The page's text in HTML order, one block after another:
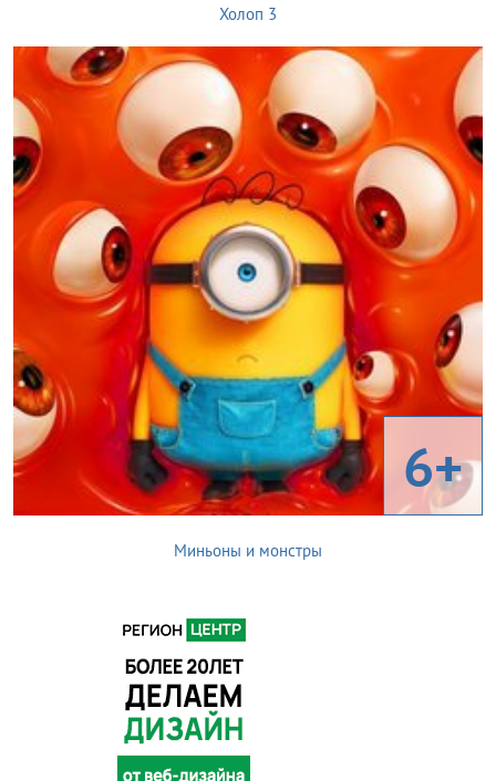
Холоп 3
6+
Миньоны и монстры